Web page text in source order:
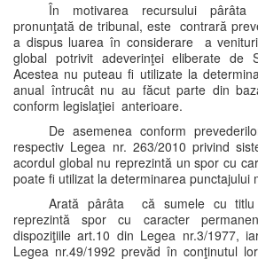
În motivarea recursului
pronunţată de tribunal, este contrară
a dispus luarea în considerare a
global potrivit adeverinţei eliberate de
Acestea nu puteau fi utilizate la
anual întrucât nu au făcut parte din
conform legislaţiei anterioare.
De asemenea conform
respectiv Legea nr. 263/2010 privind
acordul global nu reprezintă un spor cu
poate fi utilizat la determinarea punctajului
Arată pârâta că sumele cu
reprezintă spor cu caracter
dispoziţiile art.10 din Legea nr.3/1977,
Legea nr.49/1992 prevăd în conţinutul